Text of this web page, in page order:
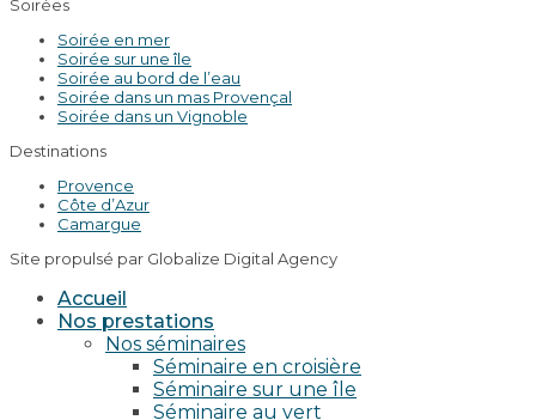
Soirées
Soirée en mer
Soirée sur une île
Soirée au bord de l’eau
Soirée dans un mas Provençal
Soirée dans un Vignoble
Destinations
Provence
Côte d’Azur
Camargue
Site propulsé par Globalize Digital Agency
Accueil
Nos prestations
Nos séminaires
Séminaire en croisière
Séminaire sur une île
Séminaire au vert